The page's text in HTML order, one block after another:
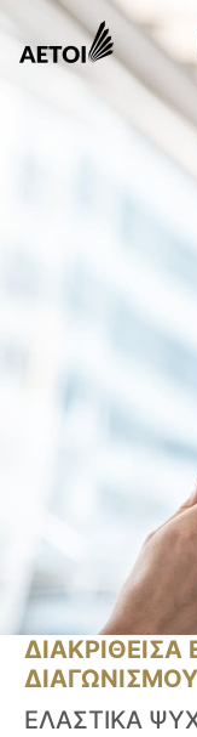
ΔΙΑΚΡΙΘΕΙΣΑ
ΔΙΑΓΩΝΙΣΜΟΥ
ΕΛΑΣΤΙΚΑ